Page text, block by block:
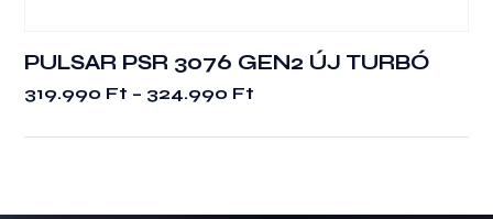
PULSAR PSR 3076 GEN2 ÚJ TURBÓ
Ennek
319.990 Ft – 324.990 Ft